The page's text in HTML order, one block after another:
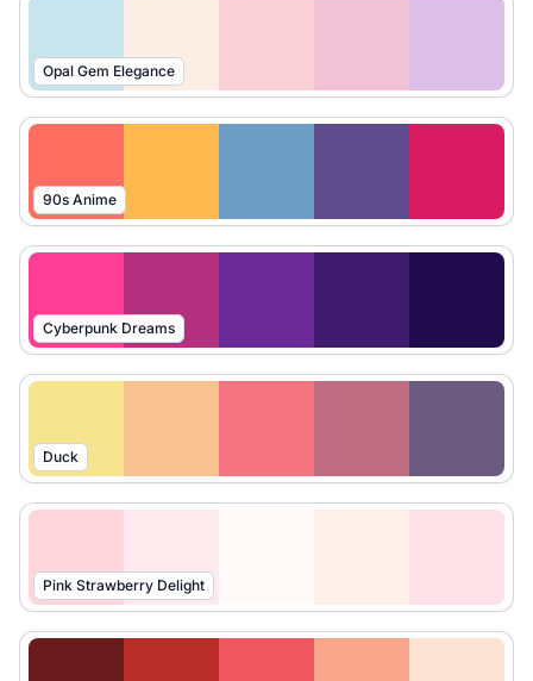
Opal Gem Elegance
90s Anime
Cyberpunk Dreams
Duck
Pink Strawberry Delight